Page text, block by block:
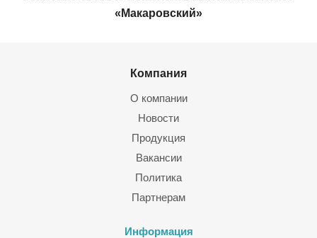
«Макаровский»
Компания
О компании
Новости
Продукция
Вакансии
Политика
Партнерам
Информация